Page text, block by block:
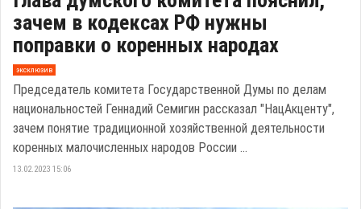
зачем в кодексах РФ нужны
поправки о коренных народах
эксклюзив
Председатель комитета Государственной Думы по делам
национальностей Геннадий Семигин рассказал "НацАкценту",
зачем понятие традиционной хозяйственной деятельности
коренных малочисленных народов России ...
13.02.2023 15:06